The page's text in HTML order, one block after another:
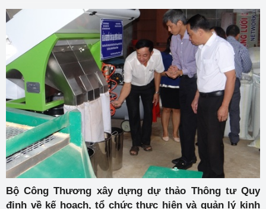
Bộ Công Thương xây dựng dự thảo Thông tư Quy
định về kế hoạch, tổ chức thực hiện và quản lý kinh